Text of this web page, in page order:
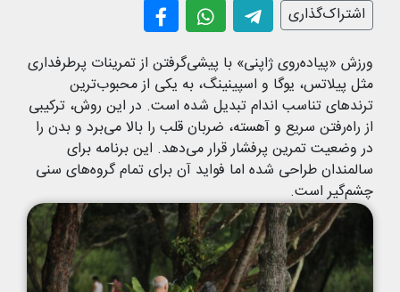
اشتراک‌گذاری
ورزش «پیاده‌روی ژاپنی» با پیشی‌گرفتن از تمرینات پرطرفداری
مثل پیلاتس، یوگا و اسپینینگ، به یکی از محبوب‌ترین
ترندهای تناسب اندام تبدیل شده است. در این روش، ترکیبی
از راه‌رفتن سریع و آهسته، ضربان قلب را بالا می‌برد و بدن را
در وضعیت تمرین پرفشار قرار می‌دهد. این برنامه برای
سالمندان طراحی شده اما فواید آن برای تمام گروه‌های سنی
چشم‌گیر است.